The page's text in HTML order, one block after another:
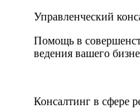
Управленческий
Помощь в
ведения вашего
Консалтинг в сфере